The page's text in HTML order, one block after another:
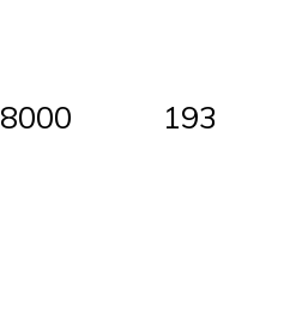
8000 193